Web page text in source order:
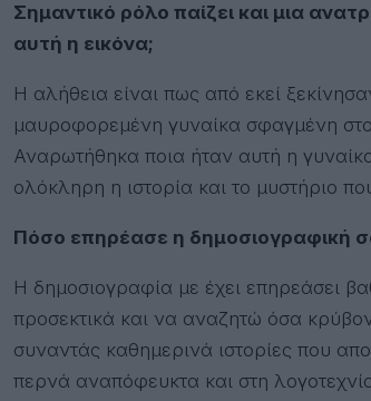
Σημαντικό ρόλο παίζει και μια
αυτή η εικόνα;
Η αλήθεια είναι πως από εκεί
μαυροφορεμένη γυναίκα σφαγμένη
Αναρωτήθηκα ποια ήταν αυτή η
ολόκληρη η ιστορία και το μυστήριο
Πόσο επηρέασε η δημοσιογραφική
Η δημοσιογραφία με έχει επηρεάσει
προσεκτικά και να αναζητώ όσα
συναντάς καθημερινά ιστορίες που
περνά αναπόφευκτα και στη